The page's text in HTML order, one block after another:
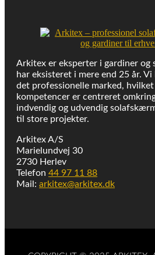
Arkitex er eksperter i gardiner og
har eksisteret i mere end 25 år.
det professionelle marked,
kompetencer er centreret
indvendig og udvendig
til store projekter.
Arkitex A/S
Marielundvej 30
2730 Herlev
Telefon 44 97 11 88
Mail: arkitex@arkitex.dk